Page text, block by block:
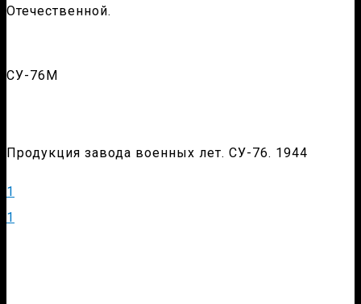
Отечественной.
СУ-76М
Продукция завода военных лет. СУ-76. 1944
1
1